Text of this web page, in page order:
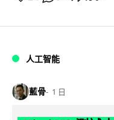
人工智能
藍骨 1 日